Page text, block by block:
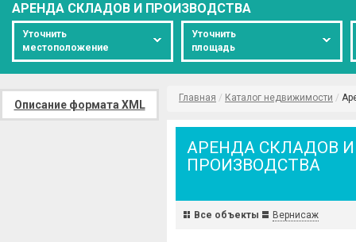
АРЕНДА СКЛАДОВ И ПРОИЗВОДСТВА
Уточнить
местоположение
Уточнить
площадь
Описание формата XML
Главная / Каталог недвижимости /
АРЕНДА СКЛАДОВ И
ПРОИЗВОДСТВА
Все объекты Вернисаж